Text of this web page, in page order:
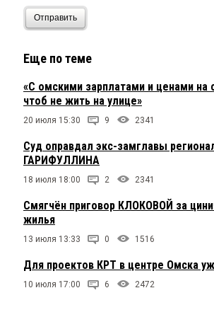
Отправить
Еще по теме
«С омскими зарплатами и ценами на
чтоб не жить на улице»
20 июля 15:30 9 2341
Суд оправдал экс-замглавы
ГАРИФУЛЛИНА
18 июля 18:00 2 2341
Смягчён приговор КЛОКОВОЙ за
жилья
13 июля 13:33 0 1516
Для проектов КРТ в центре Омска
10 июля 17:00 6 2472